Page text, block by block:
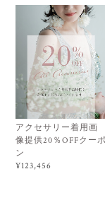
アクセサリー着用画
像提供20％OFFクーポ
ン
¥123,456